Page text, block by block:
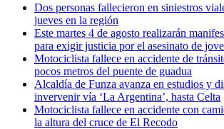
Dos personas fallecieron en siniestros
jueves en la región
Este martes 4 de agosto realizarán
para exigir justicia por el asesinato de
Motociclista fallece en accidente de
pocos metros del puente de guadua
Alcaldía de Funza avanza en estudios y
invervenir vía ‘La Argentina’, hasta Celta
Motociclista fallece en accidente con
la altura del cruce de El Recodo